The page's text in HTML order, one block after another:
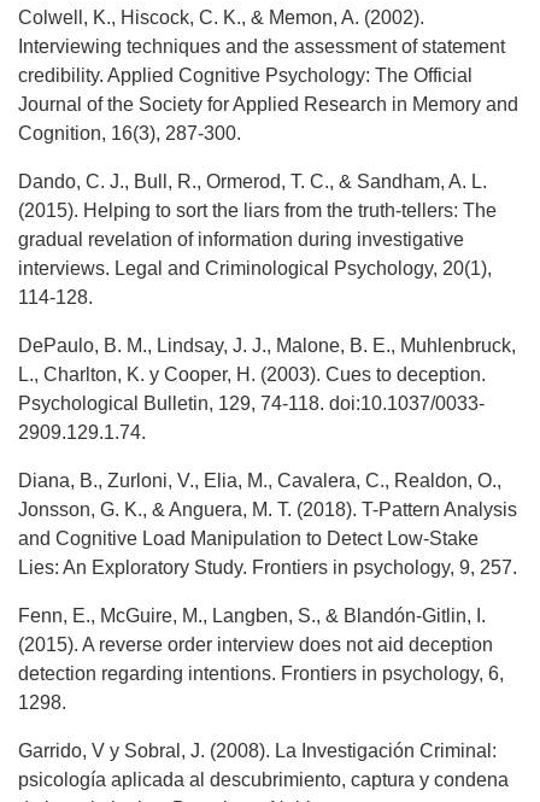
Colwell, K., Hiscock, C. K., & Memon, A. (2002).
Interviewing techniques and the assessment of statement
credibility. Applied Cognitive Psychology: The Official
Journal of the Society for Applied Research in Memory and
Cognition, 16(3), 287-300.
Dando, C. J., Bull, R., Ormerod, T. C., & Sandham, A. L.
(2015). Helping to sort the liars from the truth‐tellers: The
gradual revelation of information during investigative
interviews. Legal and Criminological Psychology, 20(1),
114-128.
DePaulo, B. M., Lindsay, J. J., Malone, B. E., Muhlenbruck,
L., Charlton, K. y Cooper, H. (2003). Cues to deception.
Psychological Bulletin, 129, 74-118. doi:10.1037/0033-
2909.129.1.74.
Diana, B., Zurloni, V., Elia, M., Cavalera, C., Realdon, O.,
Jonsson, G. K., & Anguera, M. T. (2018). T-Pattern Analysis
and Cognitive Load Manipulation to Detect Low-Stake
Lies: An Exploratory Study. Frontiers in psychology, 9, 257.
Fenn, E., McGuire, M., Langben, S., & Blandón-Gitlin, I.
(2015). A reverse order interview does not aid deception
detection regarding intentions. Frontiers in psychology, 6,
1298.
Garrido, V y Sobral, J. (2008). La Investigación Criminal:
psicología aplicada al descubrimiento, captura y condena